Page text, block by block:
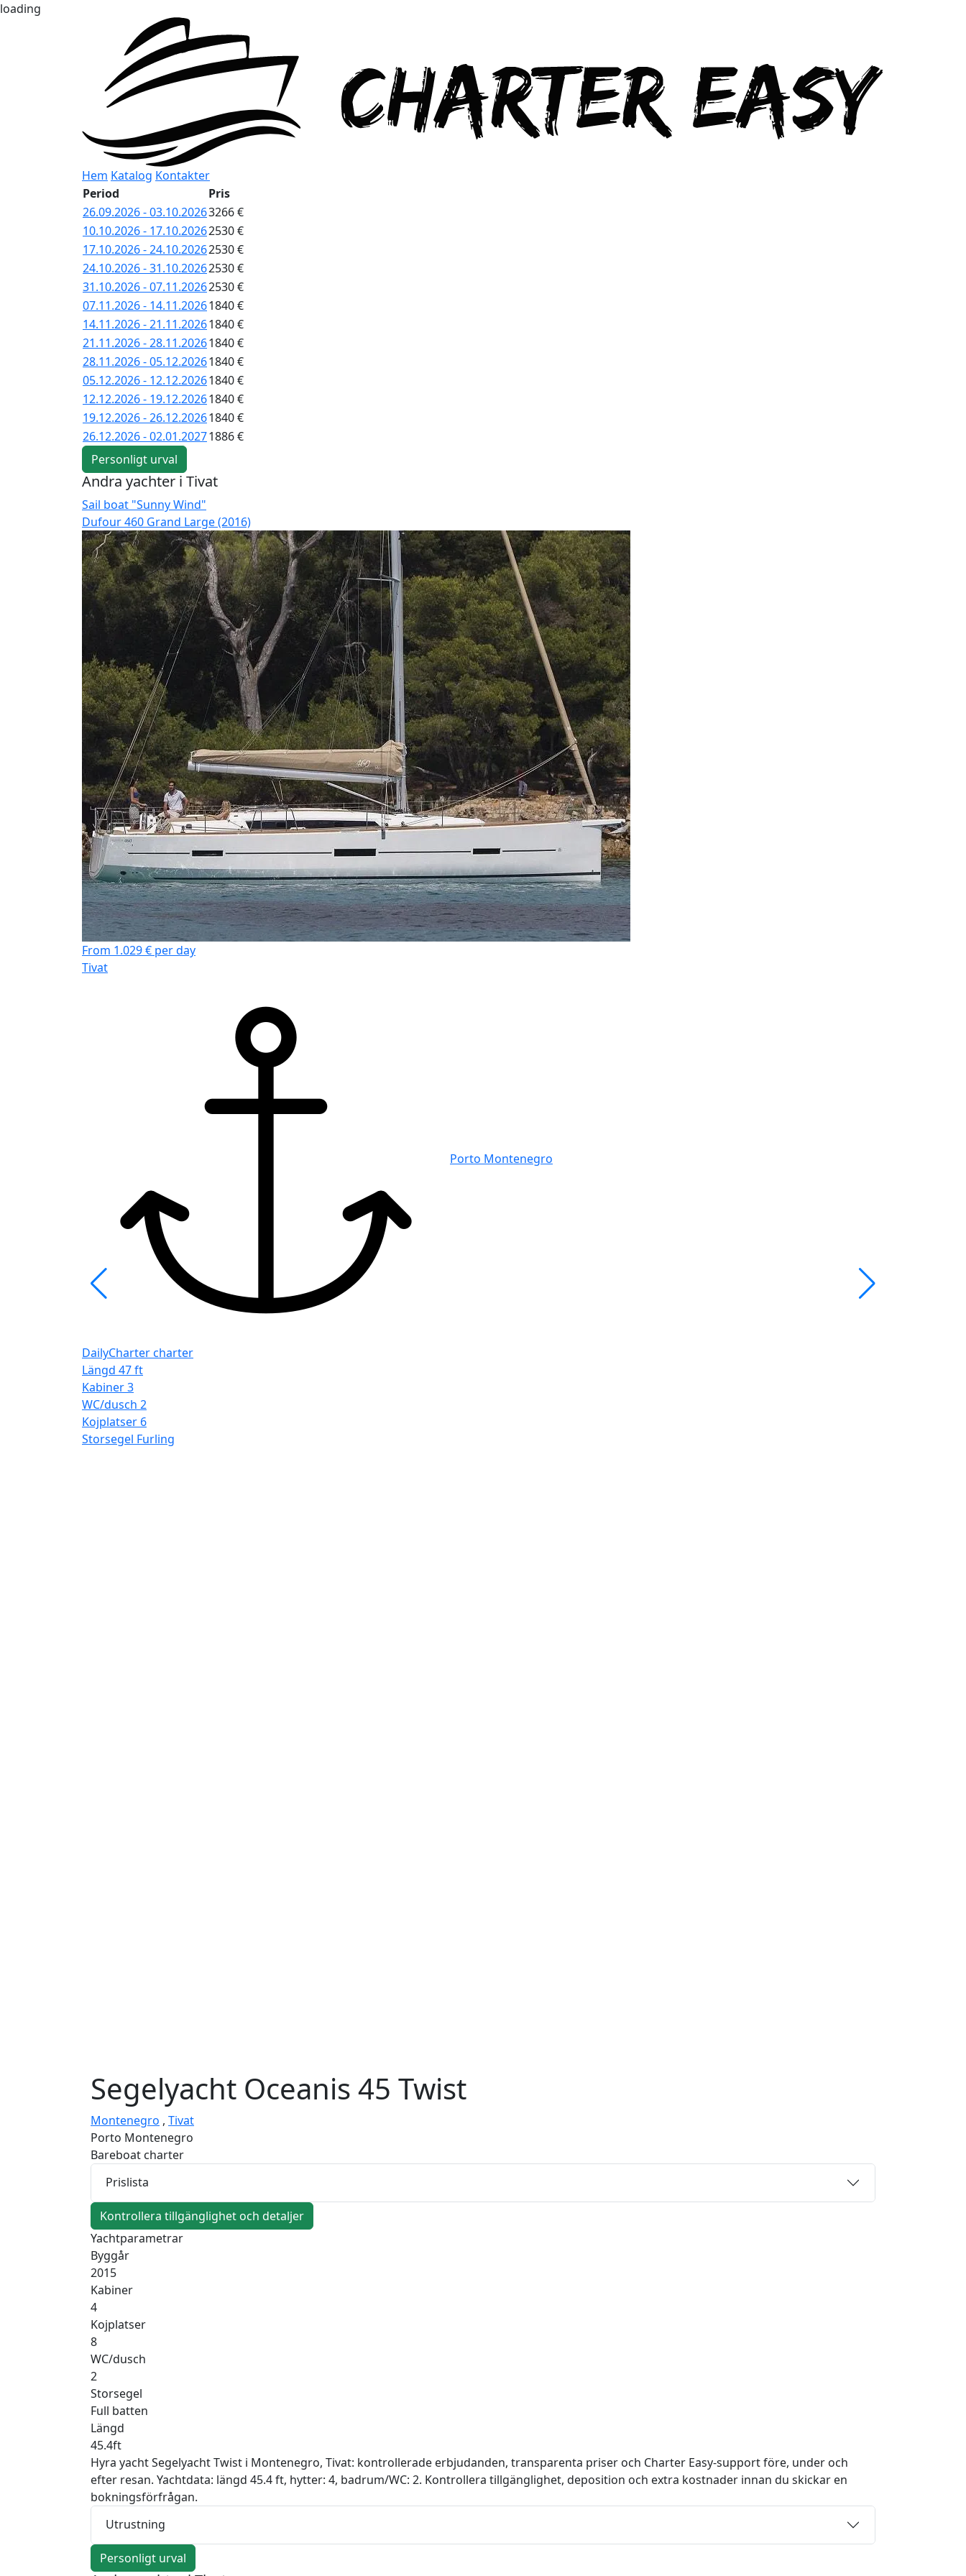
loading
Hem Katalog Kontakter
Period
Pris
26.09.2026 - 03.10.20263266 €
10.10.2026 - 17.10.20262530 €
17.10.2026 - 24.10.20262530 €
24.10.2026 - 31.10.20262530 €
31.10.2026 - 07.11.20262530 €
07.11.2026 - 14.11.20261840 €
14.11.2026 - 21.11.20261840 €
21.11.2026 - 28.11.20261840 €
28.11.2026 - 05.12.20261840 €
05.12.2026 - 12.12.20261840 €
12.12.2026 - 19.12.20261840 €
19.12.2026 - 26.12.20261840 €
26.12.2026 - 02.01.20271886 €
Personligt urval
Andra yachter i Tivat
Sail boat "Sunny Wind"
Dufour 460 Grand Large (2016)
From 1.029 € per day
Tivat
Porto Montenegro
DailyCharter charter
Längd 47 ft
Kabiner3
WC/dusch 2
Kojplatser 6
Storsegel Furling
Segelyacht Oceanis 45 Twist
Montenegro , Tivat
Porto Montenegro
Bareboat charter
Prislista
Kontrollera tillgänglighet och detaljer
Yachtparametrar
Byggår
2015
Kabiner
4
Kojplatser
8
WC/dusch
2
Storsegel
Full batten
Längd
45.4ft
Hyra yacht Segelyacht Twist i Montenegro, Tivat: kontrollerade erbjudanden, transparenta priser och Charter Easy-support före, under och
efter resan. Yachtdata: längd 45.4 ft, hytter: 4, badrum/WC: 2. Kontrollera tillgänglighet, deposition och extra kostnader innan du skickar en
bokningsförfrågan.
Utrustning
Personligt urval